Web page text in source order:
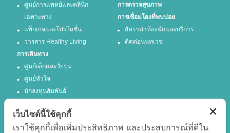
ศูนย์การแพทย์และคลินิก
เฉพาะทาง
แพ็กเกจและโปรโมชั่น
วารสาร Healthy Living
การตรวจสุขภาพ
การเชื่อมโยงที่พบบ่อย
อัตราค่าห้องพักและบริการ
ติดต่อนนทเวช
การเดินทาง
ศูนย์เด็กและวัยรุ่น
ศูนย์หัวใจ
นักลงทุนสัมพันธ์
เว็บไซต์นี้ใช้คุกกี้
เราใช้คุกกี้เพื่อเพิ่มประสิทธิภาพ และประสบการณ์ที่ดีใน